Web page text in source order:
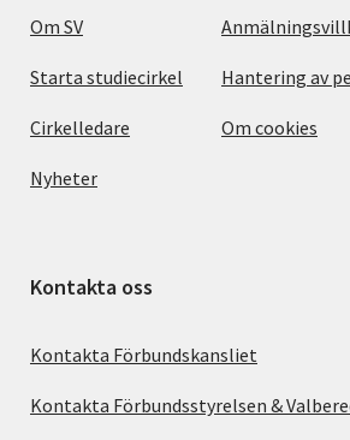
Om SV
Starta studiecirkel
Cirkelledare
Nyheter
Hantering av
Om cookies
Kontakta oss
Kontakta Förbundskansliet
Kontakta Förbundsstyrelsen &